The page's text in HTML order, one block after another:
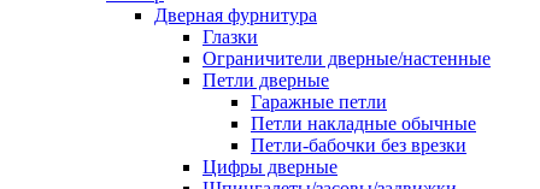
Дверная фурнитура
Глазки
Ограничители дверные/настенные
Петли дверные
Гаражные петли
Петли накладные обычные
Петли-бабочки без врезки
Цифры дверные